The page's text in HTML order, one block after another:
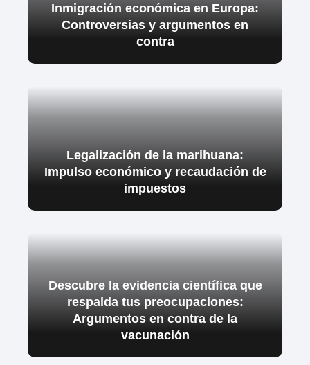
Inmigración económica en Europa:
Controversias y argumentos en
contra
Legalización de la marihuana:
Impulso económico y recaudación de
impuestos
Descubre la evidencia científica que
respalda tus preocupaciones:
Argumentos en contra de la
vacunación